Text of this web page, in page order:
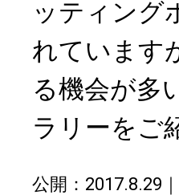
ッティング
れています
る機会が多
ラリーをご
公開：2017.8.29